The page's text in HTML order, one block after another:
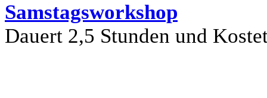
Samstagsworkshop
Dauert 2,5 Stunden und